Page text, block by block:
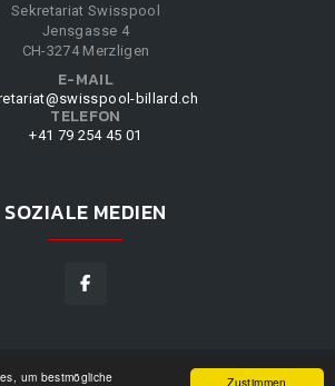
Zustimmen
um bestmögliche
Sekretariat Swisspool
Jensgasse 4
CH-3274 Merzligen
E-MAIL
billard.ch
TELEFON
+41 79 254 45 01
SOZIALE MEDIEN
©2026|DESIGN BY UNSERE